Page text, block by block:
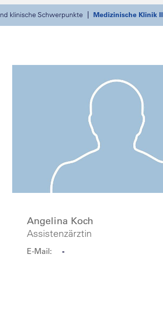
klinische Schwerpunkte Medizinische Klinik II
Angelina Koch
Assistenzärztin
E-Mail: -